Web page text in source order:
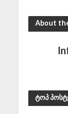
About
ტოპ